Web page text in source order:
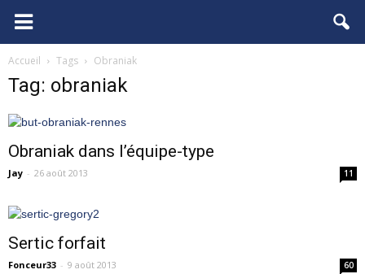
FCGB.net
Accueil Tags Obraniak
Tag: obraniak
Obraniak dans l’équipe-type
Jay - 26 août 2013 11
Sertic forfait
Fonceur33 - 9 août 2013 60